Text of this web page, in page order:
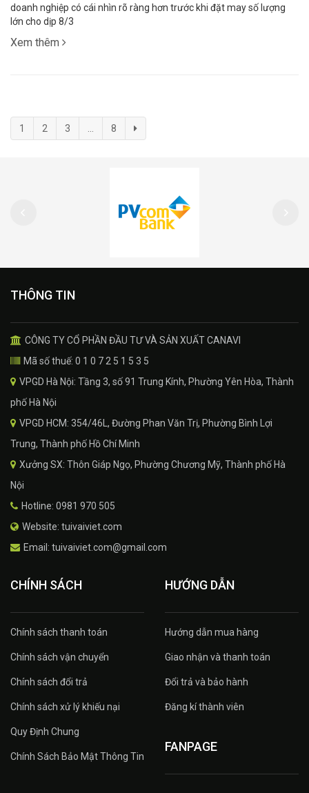
doanh nghiệp có cái nhìn rõ ràng hơn trước khi đặt may số lượng
lớn cho dịp 8/3
Xem thêm
1 2 3 8
THÔNG TIN
CÔNG TY CỔ PHẦN ĐẦU TƯ VÀ SẢN XUẤT CANAVI
Mã số thuế: 0 1 0 7 2 5 1 5 3 5
VPGD Hà Nội: Tầng 3, số 91 Trung Kính, Phường Yên Hòa, Thành
phố Hà Nội
VPGD HCM: 354/46L, Đường Phan Văn Trị, Phường Bình Lợi
Trung, Thành phố Hồ Chí Minh
Xưởng SX: Thôn Giáp Ngọ, Phường Chương Mỹ, Thành phố Hà
Nội
Hotline: 0981 970 505
Website: tuivaiviet.com
Email: tuivaiviet.com@gmail.com
CHÍNH SÁCH
Chính sách thanh toán
Chính sách vận chuyển
Chính sách đổi trả
Chính sách xử lý khiếu nại
Quy Định Chung
Chính Sách Bảo Mật Thông Tin
HƯỚNG DẪN
Hướng dẫn mua hàng
Giao nhận và thanh toán
Đổi trả và bảo hành
Đăng kí thành viên
FANPAGE